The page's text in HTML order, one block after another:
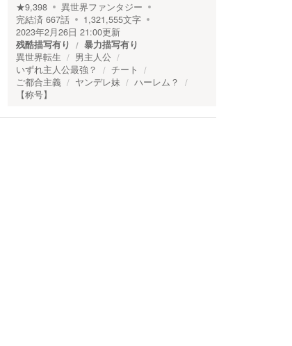
★9,398
異世界ファンタジー
完結済 667話 1,321,555文字
2023年2月26日 21:00更新
残酷描写有り
暴力描写有り
異世界転生
男主人公
いずれ主人公最強？
チート
ご都合主義
ヤンデレ妹
ハーレム？
【称号】